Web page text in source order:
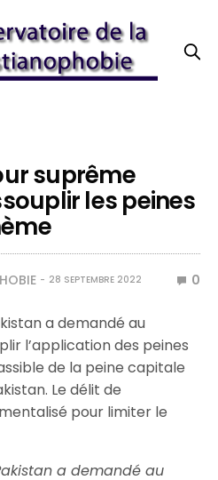
suprême
les peines
28 SEPTEMBRE 2022 0
a demandé au
l’application des peines
de la peine capitale
Le délit de
pour limiter le
a demandé au